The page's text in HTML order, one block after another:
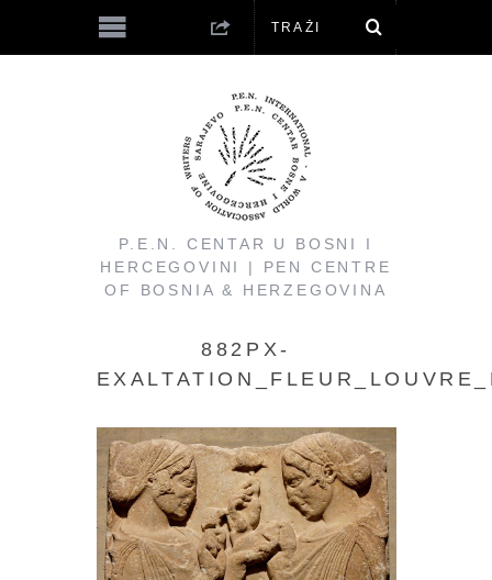
P.E.N. CENTAR U BOSNI I
HERCEGOVINI | PEN CENTRE
OF BOSNIA & HERZEGOVINA
882PX-